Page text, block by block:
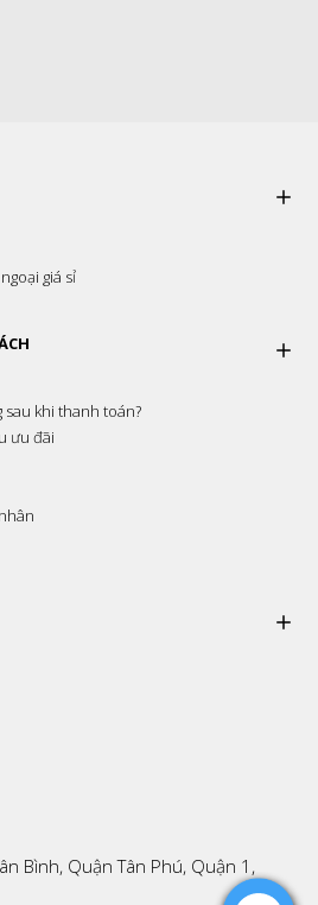
giá sỉ
khi thanh toán?
ưu đãi
Bình, Quận Tân Phú, Quận 1,